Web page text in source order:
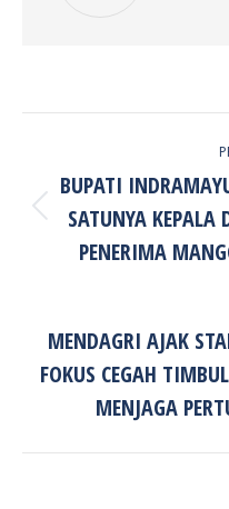
BUPATI
SATUNYA KEPALA
PENERIMA
MENDAGRI AJAK
FOKUS CEGAH
MENJAGA